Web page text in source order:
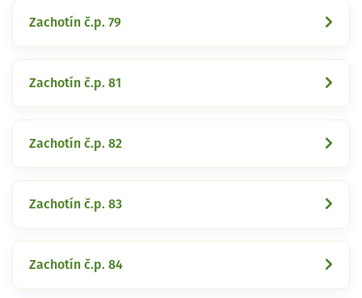
Zachotín č.p. 79
Zachotín č.p. 81
Zachotín č.p. 82
Zachotín č.p. 83
Zachotín č.p. 84